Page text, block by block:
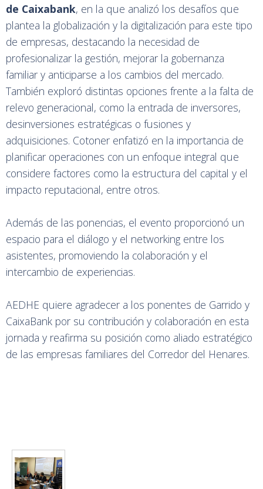
de Caixabank, en la que analizó los desafíos que
plantea la globalización y la digitalización para este tipo
de empresas, destacando la necesidad de
profesionalizar la gestión, mejorar la gobernanza
familiar y anticiparse a los cambios del mercado.
También exploró distintas opciones frente a la falta de
relevo generacional, como la entrada de inversores,
desinversiones estratégicas o fusiones y
adquisiciones. Cotoner enfatizó en la importancia de
planificar operaciones con un enfoque integral que
considere factores como la estructura del capital y el
impacto reputacional, entre otros​.
Además de las ponencias, el evento proporcionó un
espacio para el diálogo y el networking entre los
asistentes, promoviendo la colaboración y el
intercambio de experiencias.
AEDHE quiere agradecer a los ponentes de Garrido y
CaixaBank por su contribución y colaboración en esta
jornada y reafirma su posición como aliado estratégico
de las empresas familiares del Corredor del Henares.